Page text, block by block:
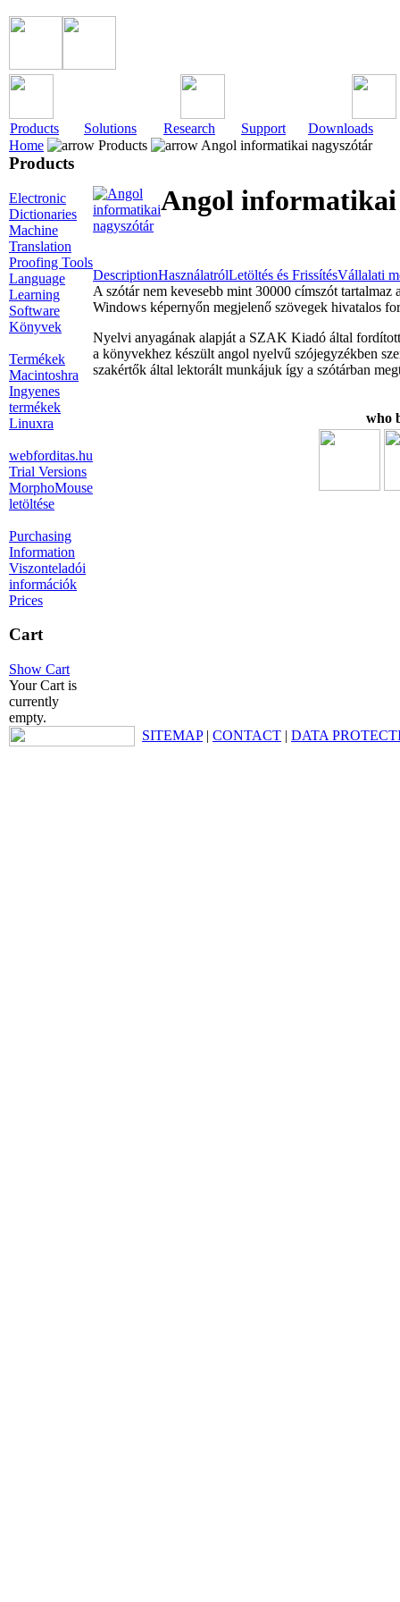
Products Solutions Research Support
Downloads
Home
Products Angol informatikai nagyszótár
Products
Electronic
Dictionaries
Machine
Translation
Proofing Tools
Language
Learning
Software
Könyvek
Termékek
Macintoshra
Ingyenes
termékek
Linuxra
webforditas.hu
Trial Versions
MorphoMouse
letöltése
Purchasing
Information
Viszonteladói
információk
Prices
Cart
Show Cart
Your Cart is
currently
empty.
Angol informatikai
DescriptionHasználatrólLetöltés és FrissítésVállalati
A szótár nem kevesebb mint 30000 címszót
Windows képernyőn megjelenő szövegek hivatalos
Nyelvi anyagának alapját a SZAK Kiadó által
a könyvekhez készült angol nyelvű szójegyzékben
szakértők által lektorált munkájuk így a szótárban
who
SITEMAP| CONTACT | DATA